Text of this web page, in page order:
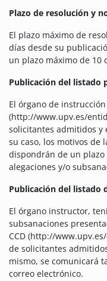
Plazo de resolución y
El plazo máximo de
días desde su
un plazo máximo de 10
Publicación del listado
El órgano de
(http://www.upv.es/
solicitantes admitidos y
su caso, los motivos de
dispondrán de un
alegaciones y/o
Publicación del listado
El órgano instructor,
subsanaciones
CCD (http://
de solicitantes
mismo, se comunicará
correo electrónico.